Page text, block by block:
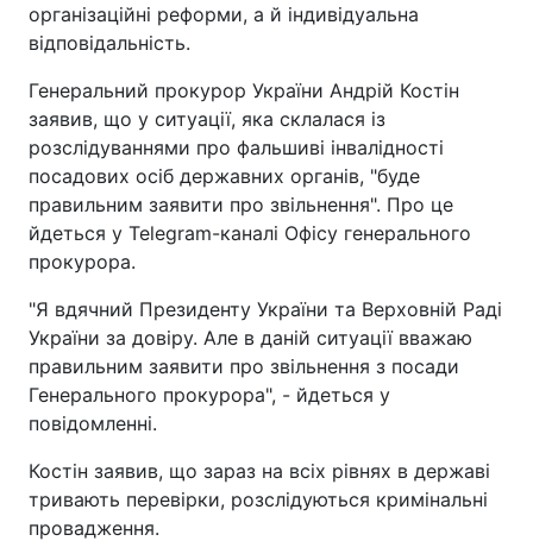
організаційні реформи, а й індивідуальна
відповідальність.
Генеральний прокурор України Андрій Костін
заявив, що у ситуації, яка склалася із
розслідуваннями про фальшиві інвалідності
посадових осіб державних органів, "буде
правильним заявити про звільнення". Про це
йдеться у Telegram-каналі Офісу генерального
прокурора.
"Я вдячний Президенту України та Верховній Раді
України за довіру. Але в даній ситуації вважаю
правильним заявити про звільнення з посади
Генерального прокурора", - йдеться у
повідомленні.
Костін заявив, що зараз на всіх рівнях в державі
тривають перевірки, розслідуються кримінальні
провадження.